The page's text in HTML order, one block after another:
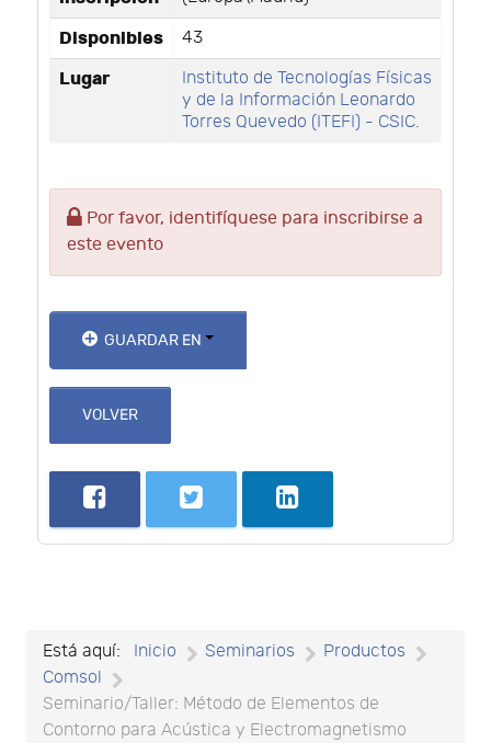
Disponibles 43
Lugar
Instituto de Tecnologías Físicas
y de la Información Leonardo
Torres Quevedo (ITEFI) - CSIC.
Por favor, identifíquese para inscribirse a
este evento
GUARDAR EN
VOLVER
Está aquí: Inicio Seminarios
Productos
Comsol
Seminario/Taller: Método de Elementos de
Contorno para Acústica y Electromagnetismo